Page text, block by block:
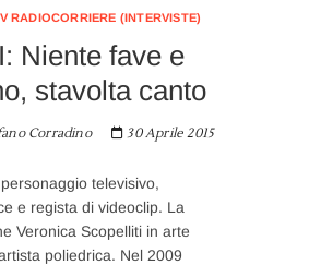
RADIOCORRIERE (INTERVISTE)
Niente fave e
stavolta canto
Corradino 30 Aprile 2015
televisivo,
e regista di videoclip. La
Veronica Scopelliti in arte
poliedrica. Nel 2009